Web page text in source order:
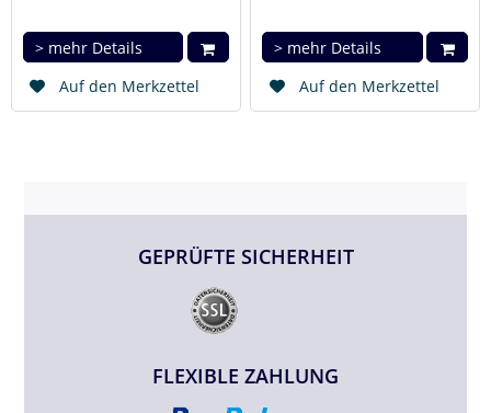
> mehr Details
Auf den Merkzettel
> mehr Details
Auf den Merkzettel
GEPRÜFTE SICHERHEIT
FLEXIBLE ZAHLUNG